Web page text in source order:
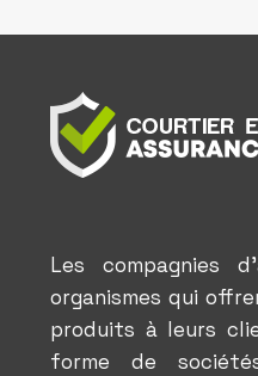
Les compagnies
organismes qui
produits à leurs
forme de